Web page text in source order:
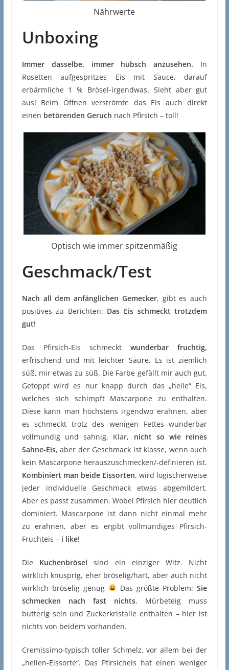
Nährwerte
Unboxing
Immer dasselbe, immer hübsch anzusehen. In
Rosetten aufgespritzes Eis mit Sauce, darauf
erbärmliche 1 % Brösel-irgendwas. Sieht aber gut
aus! Beim Öffnen verströmte das Eis auch direkt
einen betörenden Geruch nach Pfirsich – toll!
Optisch wie immer spitzenmäßig
Geschmack/Test
Nach all dem anfänglichen Gemecker, gibt es auch
positives zu Berichten: Das Eis schmeckt trotzdem
gut!
Das Pfirsich-Eis schmecktwunderbar fruchtig,
erfrischend und mit leichter Säure. Es ist ziemlich
süß, mir etwas zu süß. Die Farbe gefällt mir auch gut.
Getoppt wird es nur knapp durch das „helle“ Eis,
welches sich schimpft Mascarpone zu enthalten.
Diese kann man höchstens irgendwo erahnen, aber
es schmeckt trotz des wenigen Fettes wunderbar
vollmundig und sahnig. Klar, nicht so wie reines
Sahne-Eis, aber der Geschmack ist klasse, wenn auch
kein Mascarpone herauszuschmecken/-definieren ist.
Kombiniert man beide Eissorten, wird logischerweise
jeder individuelle Geschmack etwas abgemildert.
Aber es passt zusammen. Wobei Pfirsich hier deutlich
dominiert. Mascarpone ist dann nicht einmal mehr
zu erahnen, aber es ergibt vollmundiges Pfirsich-
Fruchteis – i like!
Die Kuchenbrösel sind ein einziger Witz. Nicht
wirklich knusprig, eher bröselig/hart, aber auch nicht
wirklich bröselig genug
Das größte Problem:Sie
schmecken nach fast nichts. Mürbeteig muss
butterig sein und Zuckerkristalle enthalten – hier ist
nichts von beidem vorhanden.
Cremissimo-typisch toller Schmelz, vor allem bei der
„hellen-Eissorte“. Das Pfirsicheis hat einen weniger